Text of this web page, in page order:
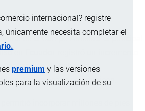
internacional? registre
únicamente necesita completar el
premium y las versiones
para la visualización de su
en el Campo Amistad, el principal
en Ecuador, registró un incremento
finalización de trabajos de
de sus pozos estratégicos.
incorporar millones de pies